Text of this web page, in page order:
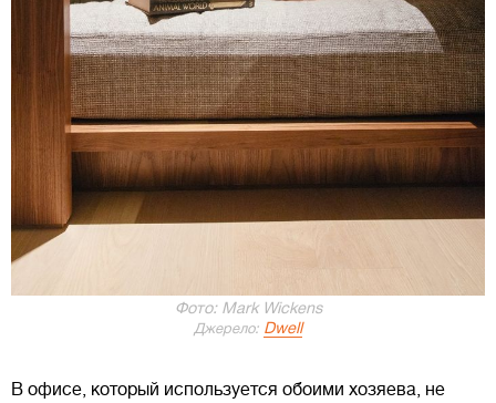
Фото: Mark Wickens
Джерело: Dwell
В офисе, который используется обоими хозяева, не